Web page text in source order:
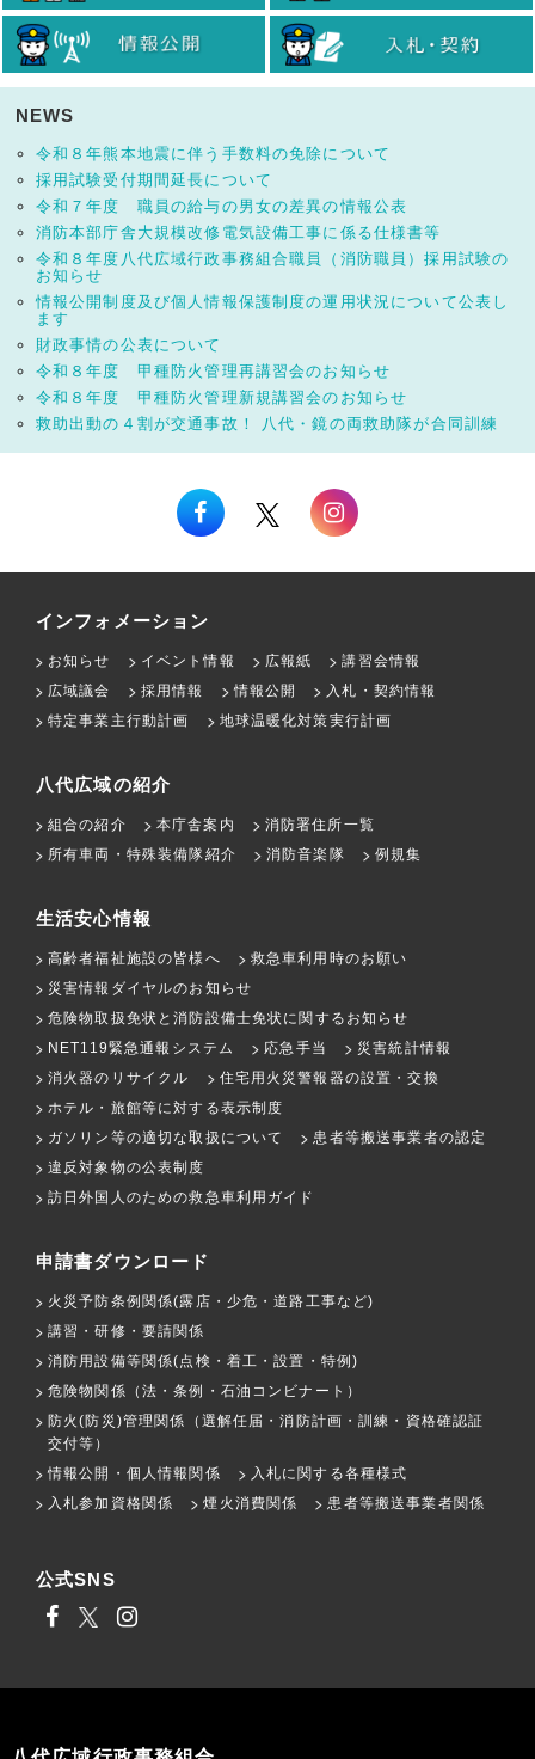
NEWS
令和８年熊本地震に伴う手数料の免除について
採用試験受付期間延長について
令和７年度 職員の給与の男女の差異の情報公表
消防本部庁舎大規模改修電気設備工事に係る仕様書等
令和８年度八代広域行政事務組合職員（消防職員）採用試験の
お知らせ
情報公開制度及び個人情報保護制度の運用状況について公表し
ます
財政事情の公表について
令和８年度 甲種防火管理再講習会のお知らせ
令和８年度 甲種防火管理新規講習会のお知らせ
救助出動の４割が交通事故！ 八代・鏡の両救助隊が合同訓練
インフォメーション
お知らせ イベント情報 広報紙
講習会情報
広域議会
採用情報 情報公開
入札・契約情報
特定事業主行動計画
地球温暖化対策実行計画
八代広域の紹介
組合の紹介 本庁舎案内
消防署住所一覧
所有車両・特殊装備隊紹介
消防音楽隊 例規集
生活安心情報
高齢者福祉施設の皆様へ
救急車利用時のお願い
災害情報ダイヤルのお知らせ
危険物取扱免状と消防設備士免状に関するお知らせ
NET119緊急通報システム
応急手当
災害統計情報
消火器のリサイクル
住宅用火災警報器の設置・交換
ホテル・旅館等に対する表示制度
ガソリン等の適切な取扱について
患者等搬送事業者の認定
違反対象物の公表制度
訪日外国人のための救急車利用ガイド
申請書ダウンロード
火災予防条例関係(露店・少危・道路工事など)
講習・研修・要請関係
消防用設備等関係(点検・着工・設置・特例)
危険物関係（法・条例・石油コンビナート）
防火(防災)管理関係（選解任届・消防計画・訓練・資格確認証
交付等）
情報公開・個人情報関係
入札に関する各種様式
入札参加資格関係
煙火消費関係 患者等搬送事業者関係
公式SNS